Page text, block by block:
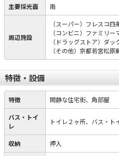
主要採光面 南
周辺施設
（スーパー）フレスコ
（コンビニ）ファミリ
（ドラッグストア）ダ
（その他）京都若宮松
特徴・設備
特徴 閑静な住宅街、角部屋
バス・トイ
レ
トイレ２ヶ所、バス・ト
収納 押入